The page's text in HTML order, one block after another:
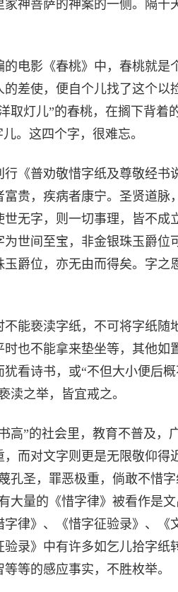
家神菩萨的神案的一侧。隔十
电影《春桃》中，春桃就是
差使，便自个儿找了这个以
取灯儿”的春桃，在搁下背着
。这四个字，很难忘。
行《普劝敬惜字纸及尊敬经书
贵，疾病者康宁。圣贤道脉
无字，则一切事理，皆不成
世间至宝，非金银珠玉爵位
爵位，亦无由而得矣。字之
能亵渎字纸，不可将字纸随
也不能拿来垫坐等，其他如
看诗书，或“不但大小便后
渎之举，皆宜戒之。
高”的社会里，教育不普及，
而对文字则更是无限敬仰得
孔圣，罪恶极重，倘敢不惜
大量的《惜字律》被看作是
律》、《惜字征验录》、《
录》中有许多如乞儿拾字纸
等的感应事实，不胜枚举。